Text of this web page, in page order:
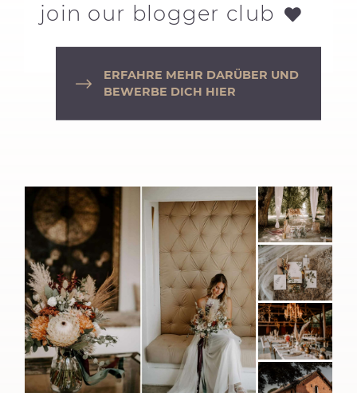
join our blogger club
ERFAHRE MEHR DARÜBER UND
BEWERBE DICH HIER